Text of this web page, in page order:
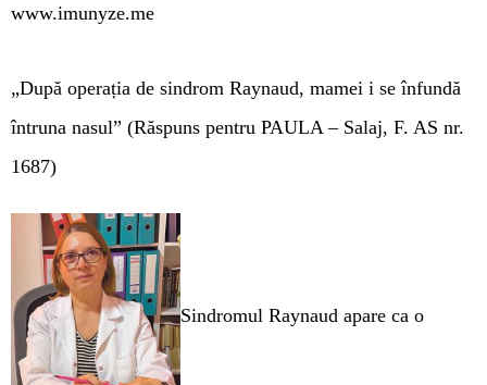
www.imunyze.me
„După operația de sindrom Raynaud, mamei i se înfundă
întruna nasul” (Răspuns pentru PAULA – Salaj, F. AS nr.
1687)
Sindromul Raynaud apare ca o